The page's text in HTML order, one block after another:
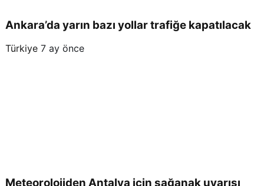
Ankara’da yarın bazı yollar trafiğe kapatılacak
Türkiye 7 ay önce
Meteorolojiden Antalya için sağanak uyarısı